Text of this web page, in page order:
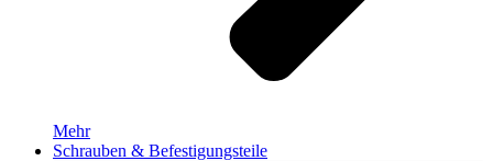
Mehr
Schrauben & Befestigungsteile